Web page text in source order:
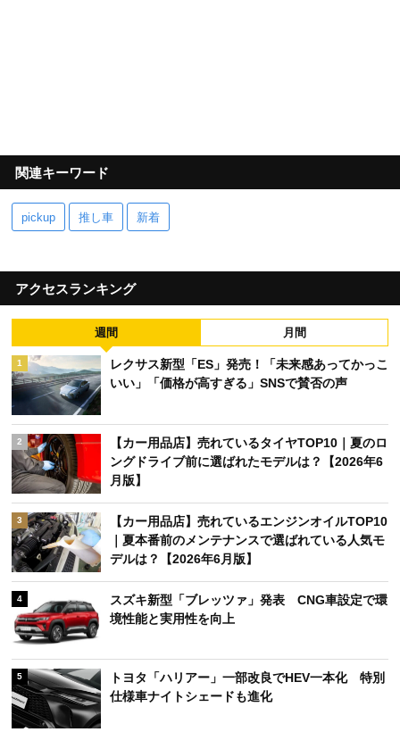
関連キーワード
pickup 推し車 新着
アクセスランキング
週間 月間
1
レクサス新型「ES」発売！「未来感あってかっこ
いい」「価格が高すぎる」SNSで賛否の声
2
【カー用品店】売れているタイヤTOP10｜夏のロ
ングドライブ前に選ばれたモデルは？【2026年6
月版】
3
【カー用品店】売れているエンジンオイルTOP10
｜夏本番前のメンテナンスで選ばれている人気モ
デルは？【2026年6月版】
4
スズキ新型「ブレッツァ」発表 CNG車設定で環
境性能と実用性を向上
5
トヨタ「ハリアー」一部改良でHEV一本化 特別
仕様車ナイトシェードも進化